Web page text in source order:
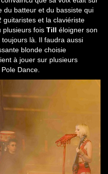
du batteur et du bassiste qui
guitaristes et la claviériste
plusieurs fois Till éloigner son
là. Il faudra aussi
blonde choisie
à jouer sur plusieurs
Dance.